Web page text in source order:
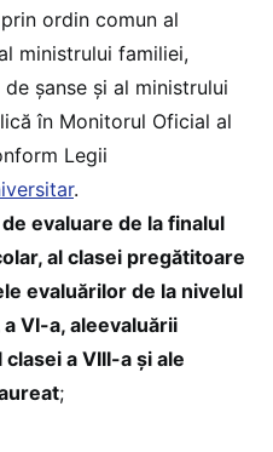
ordin comun al
ministrului familiei,
șanse și al ministrului
în Monitorul Oficial al
Legii
.
evaluare de la finalul
al clasei pregătitoare
evaluărilor de la nivelul
VI-a, aleevaluării
a VIII-a și ale
;